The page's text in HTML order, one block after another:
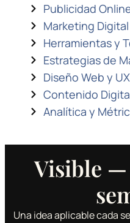
Publicidad
Marketing Digital
Herramientas y
Estrategias de
Diseño Web y UX
Contenido
Analítica y
Visible —
Una idea aplicable cada